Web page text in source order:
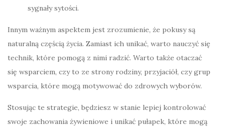
sygnały sytości.
Innym ważnym aspektem jest zrozumienie, że pokusy są
naturalną częścią życia. Zamiast ich unikać, warto nauczyć się
technik, które pomogą z nimi radzić. Warto także otaczać
się wsparciem, czy to ze strony rodziny, przyjaciół, czy grup
wsparcia, które mogą motywować do zdrowych wyborów.
Stosując te strategie, będziesz w stanie lepiej kontrolować
swoje zachowania żywieniowe i unikać pułapek, które mogą